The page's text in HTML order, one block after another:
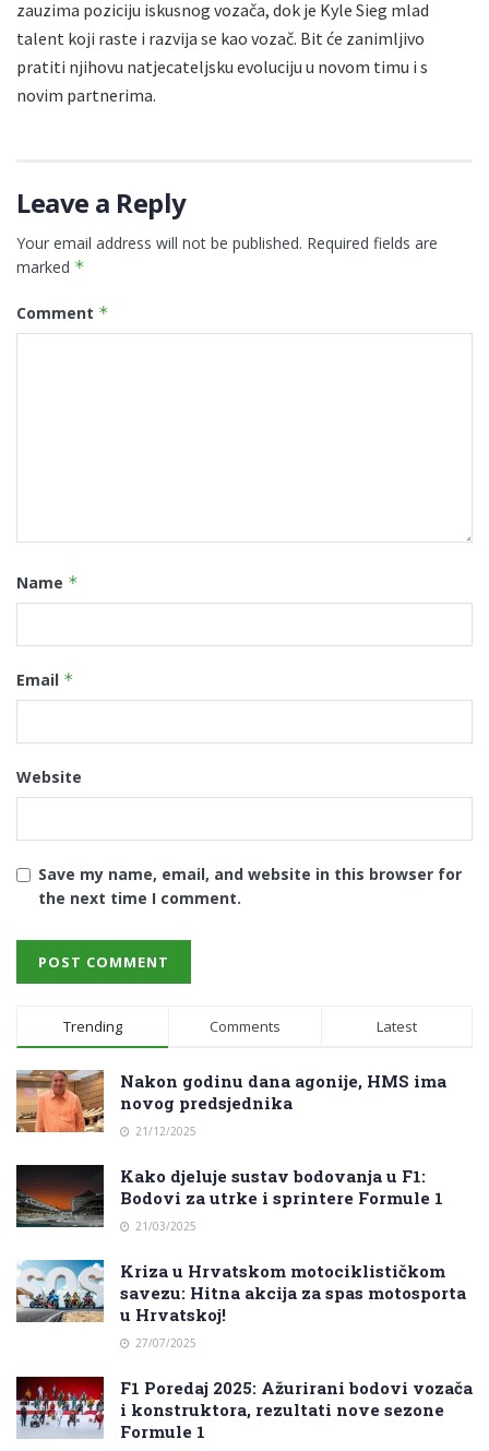
zauzima poziciju iskusnog vozača, dok je Kyle Sieg mlad
talent koji raste i razvija se kao vozač. Bit će zanimljivo
pratiti njihovu natjecateljsku evoluciju u novom timu i s
novim partnerima.
Leave a Reply
Your email address will not be published. Required fields are
marked *
Comment *
Name *
Email *
Website
Save my name, email, and website in this browser for
the next time I comment.
Trending Comments Latest
Nakon godinu dana agonije, HMS ima
novog predsjednika
21/12/2025
Kako djeluje sustav bodovanja u F1:
Bodovi za utrke i sprintere Formule 1
21/03/2025
Kriza u Hrvatskom motociklističkom
savezu: Hitna akcija za spas motosporta
u Hrvatskoj!
27/07/2025
F1 Poredaj 2025: Ažurirani bodovi vozača
i konstruktora, rezultati nove sezone
Formule 1